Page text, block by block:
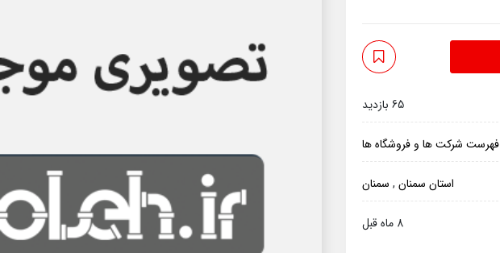
65 بازدید
فهرست شرکت ها و فروشگاه ها
استان سمنان , سمنان
8 ماه قبل